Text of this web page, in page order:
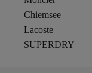
Chiemsee
Lacoste
SUPERDRY